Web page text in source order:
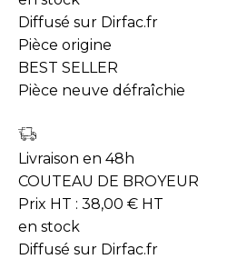
Diffusé sur Dirfac.fr
Pièce origine
BEST SELLER
Pièce neuve défraîchie
Livraison en 48h
COUTEAU DE BROYEUR
Prix HT : 38,00 € HT
en stock
Diffusé sur Dirfac.fr